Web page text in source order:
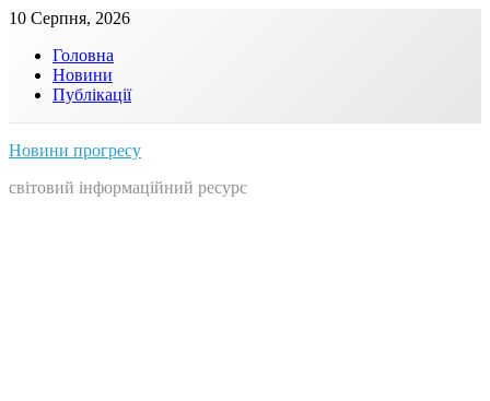
Skip
content
10 Серпня, 2026
Головна
Новини
Публікації
Новини прогресу
світовий інформаційний ресурс